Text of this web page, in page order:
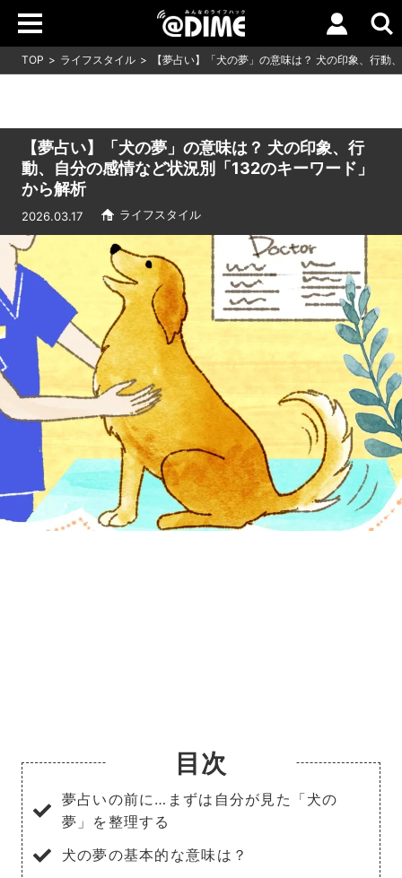
TOP ライフスタイル 【夢占い】「犬の夢」の意味は？ 犬の印象、行
【夢占い】「犬の夢」の意味は？ 犬の印象、行
動、自分の感情など状況別「132のキーワード」
から解析
2026.03.17 ライフスタイル
目次
夢占いの前に…まずは自分が見た「犬の
夢」を整理する
犬の夢の基本的な意味は？